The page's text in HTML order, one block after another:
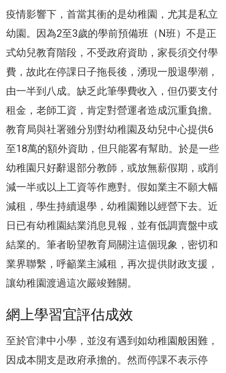
疫情影響下，首當其衝的是幼稚園，尤其是私立
幼園。因為2至3歲的學前預備班（N班）不是正
式幼兒教育階段，不受政府資助，家長須交付學
費，故此在停課日子拖長後，湧現一股退學潮，
由一半到八成。缺乏此筆學費收入，但仍要支付
租金，老師工資，肯定對營運者造成沉重負擔。
教育局與社署雖分別對幼稚園及幼兒中心提供6
至18萬的額外資助，但只能畧有幫助。於是一些
幼稚園只好辭退部分教師，或放無薪假期，或削
減一半或以上工資等作應對。假如業主不願大幅
減租，學生持續退學，幼稚園難以經營下去。近
日已有幼稚園結業消息見報，並有低調賣盤中或
結業的。筆者盼望教育局關注這個現象，密切和
業界聯繫，呼籲業主減租，再次提供財政支援，
讓幼稚園渡過這次嚴竣難關。
網上學習宜評估成效
至於官津中小學，並沒有遇到如幼稚園般困難，
因成本開支是政府承擔的。然而停課不表示停